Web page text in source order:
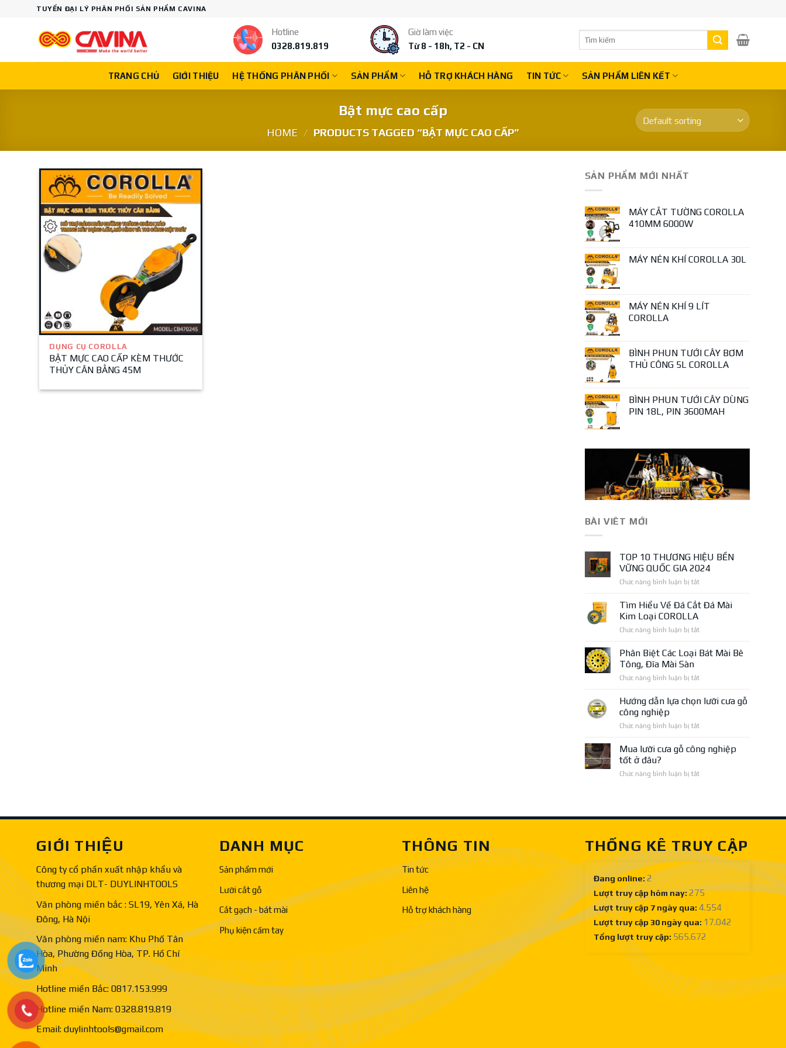
TUYỂN ĐẠI LÝ PHÂN PHỐI SẢN PHẨM CAVINA
Hotline
0328.819.819
Giờ làm việc
Từ 8 - 18h, T2 - CN
TRANG CHỦ GIỚI THIỆU HỆ THỐNG PHÂN PHỐI SẢN PHẨM HỖ TRỢ KHÁCH HÀNG TIN TỨC SẢN PHẨM LIÊN KẾT
Bật mực cao cấp
HOME / PRODUCTS TAGGED “BẬT MỰC CAO CẤP”
DỤNG CỤ COROLLA
BẬT MỰC CAO CẤP KÈM THƯỚC
THỦY CÂN BẰNG 45M
SẢN PHẨM MỚI NHẤT
MÁY CẮT TƯỜNG COROLLA
410MM 6000W
MÁY NÉN KHÍ COROLLA 30L
MÁY NÉN KHÍ 9 LÍT
COROLLA
BÌNH PHUN TƯỚI CÂY BƠM
THỦ CÔNG 5L COROLLA
BÌNH PHUN TƯỚI CÂY DÙNG
PIN 18L, PIN 3600MAH
BÀI VIÊT MỚI
TOP 10 THƯƠNG HIỆU BỀN
VỮNG QUỐC GIA 2024
Chức năng bình luận bị tắtở
10
BỀN
QUỐC
Tìm Hiểu Về Đá Cắt Đá Mài
Kim Loại COROLLA
Chức năng bình luận bị tắtở
Hiểu
Cắt
Mài
COROLLA
Phân Biệt Các Loại Bát Mài Bê
Tông, Đĩa Mài Sàn
Chức năng bình luận bị tắtở
Biệt
Bát
Bê
Mài
Hướng dẫn lựa chọn lưỡi cưa gỗ
công nghiệp
Chức năng bình luận bị tắtở
lựa
lưỡi
nghiệp
Mua lưỡi cưa gỗ công nghiệp
tốt ở đâu?
Chức năng bình luận bị tắtở
tốt
ở
đâu?
GIỚI THIỆU
Công ty cổ phần xuất nhập khẩu và
thương mại DLT- DUYLINHTOOLS
Văn phòng miền bắc : SL19, Yên Xá, Hà
Đông, Hà Nội
Văn phòng miền nam: Khu Phố Tân
Hòa, Phường Đồng Hòa, TP. Hồ Chí
Minh
Hotline miền Bắc: 0817.153.999
Hotline miền Nam: 0328.819.819
Email: duylinhtools@gmail.com
DANH MỤC
Sản phẩm mới
Lưỡi cắt gỗ
Cắt gạch - bát mài
Phụ kiện cầm tay
THÔNG TIN
Tin tức
Liên hệ
Hỗ trợ khách hàng
THỐNG KÊ TRUY CẬP
Đang online:2
Lượt truy cập hôm nay:275
Lượt truy cập 7 ngày qua: 4.554
Lượt truy cập 30 ngày qua: 17.042
Tổng lượt truy cập: 565.672